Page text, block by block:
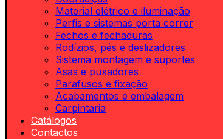
Material elétrico e iluminação
Perfis e sistemas porta correr
Fechos e fechaduras
Rodízios, pés e deslizadores
Sistema montagem e suportes
Asas e puxadores
Parafusos e fixação
Acabamentos e embalagem
Carpintaria
Catálogos
Contactos